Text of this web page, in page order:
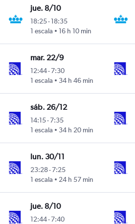
jue. 8/10
18:25-18:35
1 escala
16 h 10 min
mar. 22/9
12:44-7:30
1 escala
34 h 46 min
sáb. 26/12
14:15-7:35
1 escala
34 h 20 min
lun. 30/11
23:28-7:25
1 escala
24 h 57 min
jue. 8/10
12:44-7:40